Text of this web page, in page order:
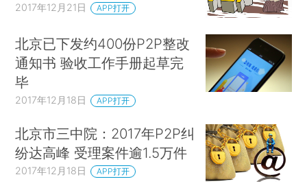
2017年12月21日 APP打开
北京已下发约400份P2P整改
通知书 验收工作手册起草完
毕
2017年12月18日 APP打开
北京市三中院：2017年P2P纠
纷达高峰 受理案件逾1.5万件
2017年12月18日 APP打开